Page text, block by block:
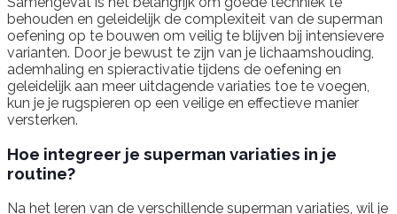
behouden en geleidelijk de complexiteit van de superman
oefening op te bouwen om veilig te blijven bij intensievere
varianten. Door je bewust te zijn van je lichaamshouding,
ademhaling en spieractivatie tijdens de oefening en
geleidelijk aan meer uitdagende variaties toe te voegen,
kun je je rugspieren op een veilige en effectieve manier
versterken.
Hoe integreer je superman variaties in je
routine?
Na het leren van de verschillende superman variaties, wil je